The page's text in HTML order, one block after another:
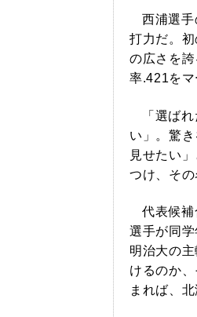
西浦選
打力だ。
の広さを
率.421をマ
「選ば
い」。驚
見せたい
つけ、その
代表候
選手が同
明治大の
けるのか
まれば、